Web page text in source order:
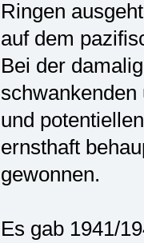
Ringen
auf dem
Bei der
schwankenden
und
ernsthaft
gewonnen.
Es gab 1941/